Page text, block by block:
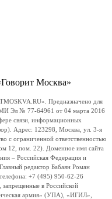
Москва»
Предназначено для
Эл № 77-64961 от 04 марта 2016
связи, информационных
Адрес: 123298, Москва, ул. 3-я
с ограниченной ответственностью
12, пом. 22). Доменное имя сайта
– Российская Федерация и
редактор Бабаян Роман
+7 (495) 950-62-26
запрещенные в Российской
армия» (УПА), «ИГИЛ»,